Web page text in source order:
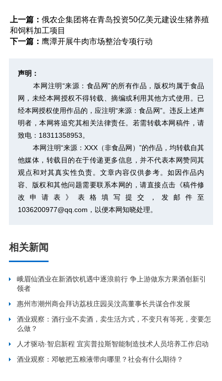
上一篇： 俄农企集团将在青岛投资50亿美元建设生猪养殖
和饲料加工项目
下一篇： 鹰潭开展牛肉市场整治专项行动
声明：
本网注明“来源：食品网”的所有作品，版权均属于食品
网，未经本网授权不得转载、摘编或利用其他方式使用。已
经本网授权使用作品的，应注明“来源：食品网”。违反上述声
明者，本网将追究其相关法律责任。若需转载本网稿件，请
致电：18311358953。
本网注明“来源：XXX（非食品网）”的作品，均转载自其
他媒体，转载目的在于传递更多信息，并不代表本网赞同其
观点和对其真实性负责。文章内容仅供参考。如因作品内
容、版权和其他问题需要联系本网的，请直接点击 《稿件修
改申请表》 表格填写提交，发邮件至
1036200977@qq.com，以便本网知晓处理。
相关新闻
峨眉仙酒业在新酒饮机遇中逐浪前行 争上游做东方果酒创新引
领者
惠州市潮州商会拜访荔枝庄园吴汶高董事长共谋合作发展
酒业观察：酒行业不卖酒，卖生活方式，不变只有等死，变要怎
么做？
人才驱动·智启新程 宜宾普拉斯智能制造技术人员培养工作启动
酒业观察：邓敏把五粮液带向哪里？社会有什么期待？